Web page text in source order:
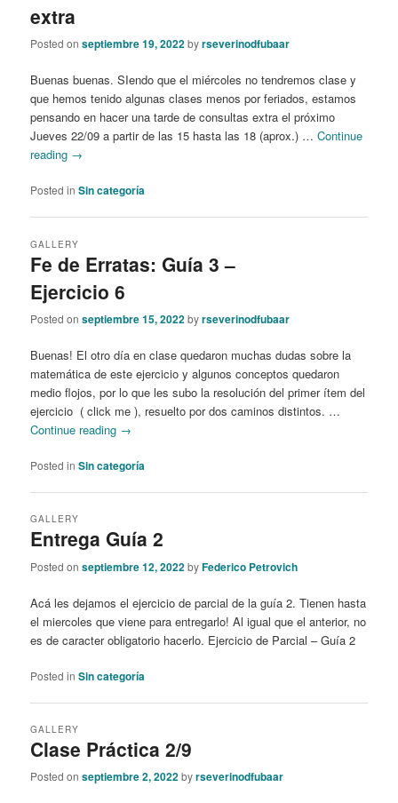
extra
Posted onseptiembre 19, 2022byrseverinodfubaar
Buenas buenas. SIendo que el miércoles no tendremos clase y
que hemos tenido algunas clases menos por feriados, estamos
pensando en hacer una tarde de consultas extra el próximo
Jueves 22/09 a partir de las 15 hasta las 18 (aprox.) …Continue
reading →
Posted in Sin categoría
Fe de Erratas: Guía 3 –
Ejercicio 6
GALLERY
Posted onseptiembre 15, 2022byrseverinodfubaar
Buenas! El otro día en clase quedaron muchas dudas sobre la
matemática de este ejercicio y algunos conceptos quedaron
medio flojos, por lo que les subo la resolución del primer ítem del
ejercicio ( click me ), resuelto por dos caminos distintos. …
Continue reading →
Posted in Sin categoría
Entrega Guía 2
GALLERY
Posted onseptiembre 12, 2022byFederico Petrovich
Acá les dejamos el ejercicio de parcial de la guía 2. Tienen hasta
el miercoles que viene para entregarlo! Al igual que el anterior, no
es de caracter obligatorio hacerlo. Ejercicio de Parcial – Guía 2
Posted in Sin categoría
Clase Práctica 2/9
GALLERY
Posted onseptiembre 2, 2022byrseverinodfubaar